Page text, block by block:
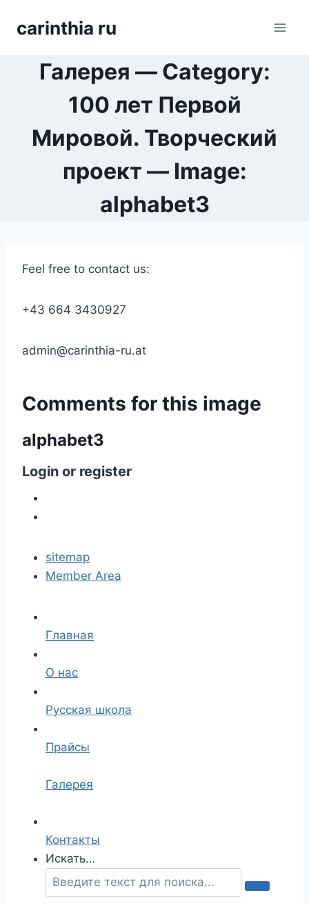
carinthia ru
Галерея — Category:
100 лет Первой
Мировой. Творческий
проект — Image:
alphabet3
Feel free to contact us:
+43 664 3430927
admin@carinthia-ru.at
Comments for this image
alphabet3
Login or register
sitemap
Member Area
Главная
О нас
Русская школа
Прайсы
Галерея
Контакты
Искать…